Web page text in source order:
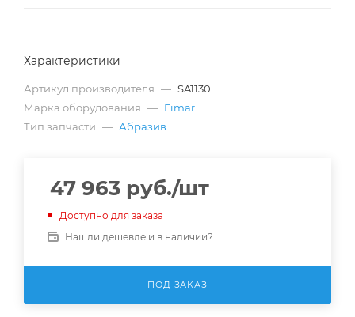
Характеристики
Артикул производителя — SA1130
Марка оборудования — Fimar
Тип запчасти — Абразив
47 963 руб./шт
Доступно для заказа
Нашли дешевле и в наличии?
ПОД ЗАКАЗ